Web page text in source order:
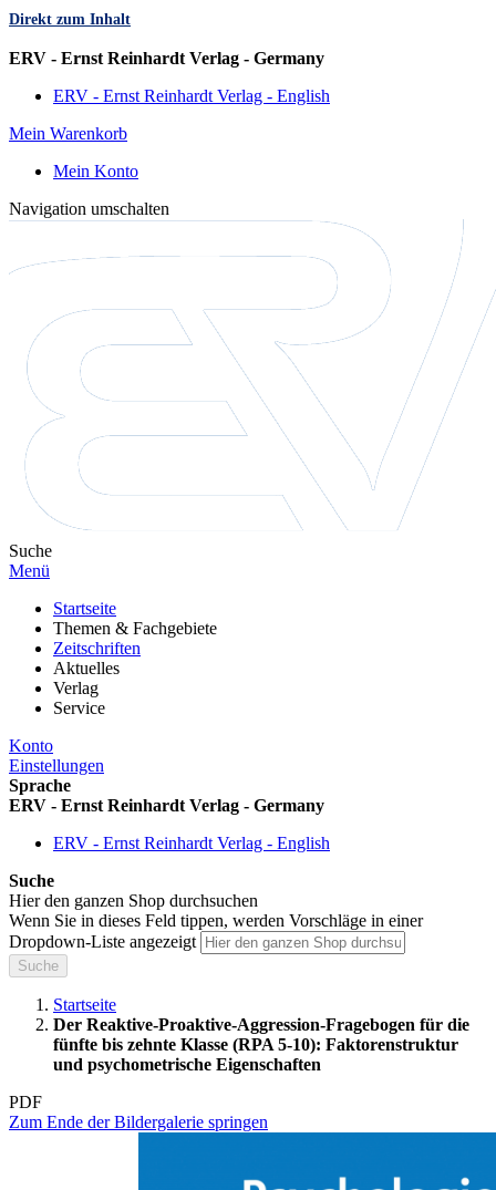
Direkt zum Inhalt
ERV - Ernst Reinhardt Verlag - Germany
ERV - Ernst Reinhardt Verlag - English
Mein Warenkorb
Mein Konto
Navigation umschalten
Suche
Menü
Startseite
Themen & Fachgebiete
Zeitschriften
Aktuelles
Verlag
Service
Konto
Einstellungen
Sprache
ERV - Ernst Reinhardt Verlag - Germany
ERV - Ernst Reinhardt Verlag - English
Suche
Hier den ganzen Shop durchsuchen
Wenn Sie in dieses Feld tippen, werden Vorschläge in einer
Dropdown-Liste angezeigt
Suche
Startseite
Der Reaktive-Proaktive-Aggression-Fragebogen für die
fünfte bis zehnte Klasse (RPA 5-10): Faktorenstruktur
und psychometrische Eigenschaften
PDF
Zum Ende der Bildergalerie springen